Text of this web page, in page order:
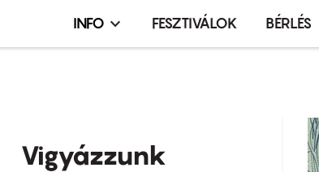
Infó,
INFO FESZTIVÁLOK BÉRLÉS
Vigyázzunk